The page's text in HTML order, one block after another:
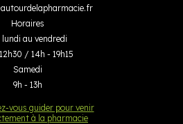
autourdelapharmacie.fr
Horaires
lundi au vendredi
/ 14h - 19h15
Samedi
9h - 13h
vous guider pour venir
à la pharmacie